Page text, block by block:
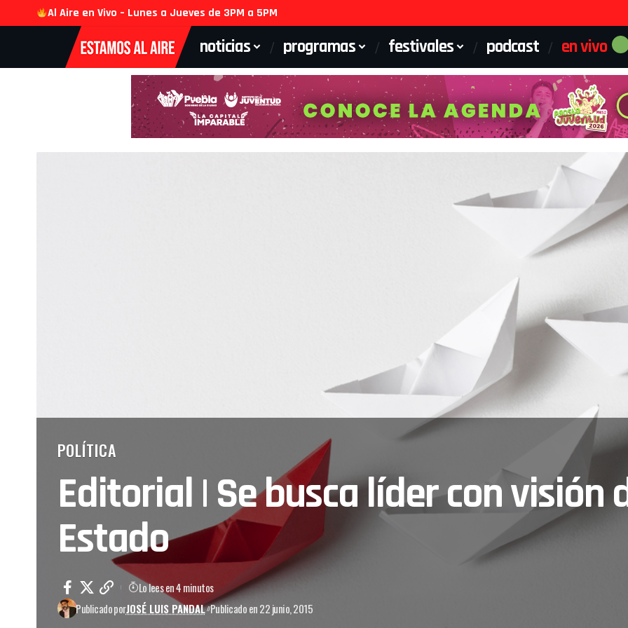
Al Aire en Vivo – Lunes a Jueves de 3PM a 5PM
noticias programas festivales podcast en vivo
POLÍTICA
Editorial | Se busca líder con visión
Estado
Publicado porJOSÉ LUIS PANDAL Publicado en 22 junio, 2015
Lo lees en 4 minutos